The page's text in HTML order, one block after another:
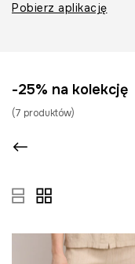
Pobierz aplikację
-25% na kolekcję
(7 produktów)